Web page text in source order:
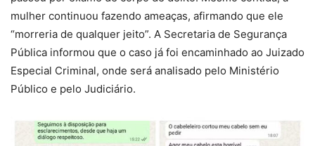
mulher continuou fazendo ameaças, afirmando que ele
“morreria de qualquer jeito”. A Secretaria de Segurança
Pública informou que o caso já foi encaminhado ao Juizado
Especial Criminal, onde será analisado pelo Ministério
Público e pelo Judiciário.